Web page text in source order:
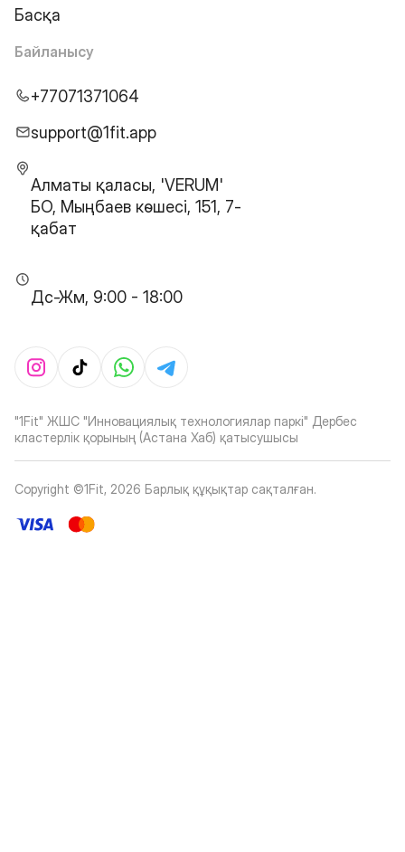
Басқа
Байланысу
+77071371064
support@1fit.app
Алматы қаласы, 'VERUM'
БО, Мыңбаев көшесі, 151, 7-
қабат
Дс-Жм, 9:00 - 18:00
"1Fit" ЖШС "Инновациялық технологиялар паркі" Дербес
кластерлік қорының (Астана Хаб) қатысушысы
Copyright ©1Fit, 2026 Барлық құқықтар сақталған.